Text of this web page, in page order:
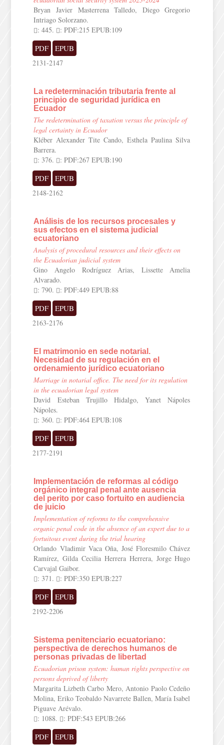
Bryan Javier Masterrena Talledo, Diego Gregorio
Intriago Solorzano.
: 445.
: PDF:215 EPUB:109
PDF EPUB
2131-2147
La redeterminación tributaria frente al
principio de seguridad jurídica en
Ecuador
The redetermination of taxation versus the principle of
legal certainty in Ecuador
Kléber Alexander Tite Cando, Esthela Paulina Silva
Barrera.
: 376.
: PDF:267 EPUB:190
PDF EPUB
2148-2162
Análisis de los recursos procesales y
sus efectos en el sistema judicial
ecuatoriano
Analysis of procedural resources and their effects on
the Ecuadorian judicial system
Gino Angelo Rodríguez Arias, Lissette Amelia
Alvarado.
: 790.
: PDF:449 EPUB:88
PDF EPUB
2163-2176
El matrimonio en sede notarial.
Necesidad de su regulación en el
ordenamiento jurídico ecuatoriano
Marriage in notarial office. The need for its regulation
in the ecuadorian legal system
David Esteban Trujillo Hidalgo, Yanet Nápoles
Nápoles.
: 360.
: PDF:464 EPUB:108
PDF EPUB
2177-2191
Implementación de reformas al código
orgánico integral penal ante ausencia
del perito por caso fortuito en audiencia
de juicio
Implementation of reforms to the comprehensive
organic penal code in the absence of an expert due to a
fortuitous event during the trial hearing
Orlando Vladimir Vaca Oña, José Floresmilo Chávez
Ramírez, Gilda Cecilia Herrera Herrera, Jorge Hugo
Carvajal Gaibor.
: 371.
: PDF:350 EPUB:227
PDF EPUB
2192-2206
Sistema penitenciario ecuatoriano:
perspectiva de derechos humanos de
personas privadas de libertad
Ecuadorian prison system: human rights perspective on
persons deprived of liberty
Margarita Lizbeth Carbo Mero, Antonio Paolo Cedeño
Molina, Eriko Teobaldo Navarrete Ballen, María Isabel
Piguave Arévalo.
: 1088.
: PDF:543 EPUB:266
PDF EPUB